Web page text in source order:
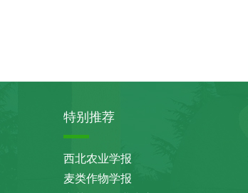
特别推荐
西北农业学报
麦类作物学报